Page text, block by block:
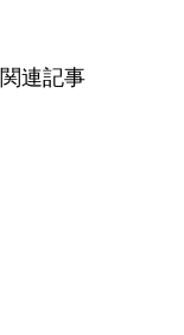
関連記事